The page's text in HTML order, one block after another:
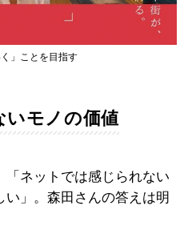
」ことを目指す
いモノの価値
ネットでは感じられない
い」。森田さんの答えは明